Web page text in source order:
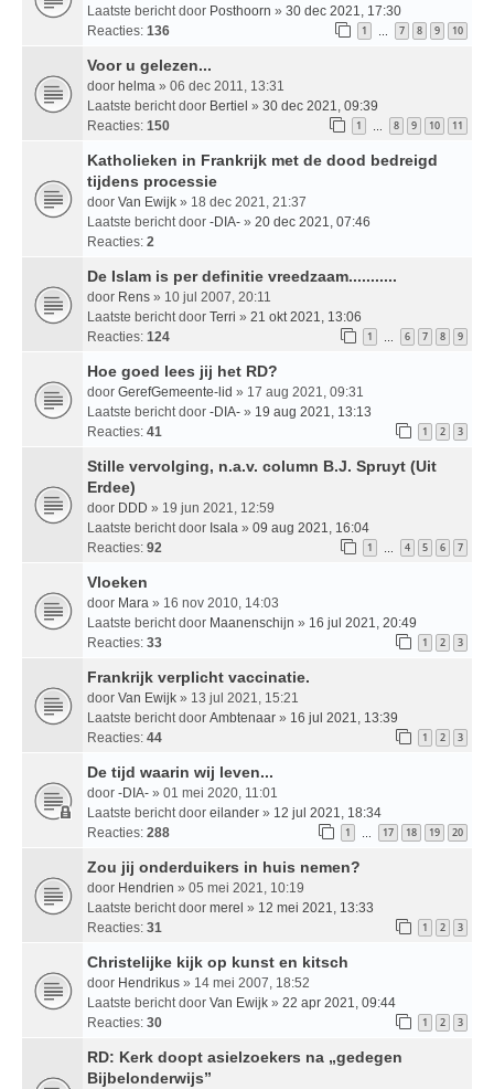
Laatste bericht door Posthoorn » 30 dec 2021, 17:30
Reacties: 136 1 … 7 8 9 10
Voor u gelezen...
door helma » 06 dec 2011, 13:31
Laatste bericht door Bertiel » 30 dec 2021, 09:39
Reacties: 150 1 … 8 9 10 11
Katholieken in Frankrijk met de dood bedreigd
tijdens processie
door Van Ewijk » 18 dec 2021, 21:37
Laatste bericht door -DIA- » 20 dec 2021, 07:46
Reacties: 2
De Islam is per definitie vreedzaam...........
door Rens » 10 jul 2007, 20:11
Laatste bericht door Terri » 21 okt 2021, 13:06
Reacties: 124 1 … 6 7 8 9
Hoe goed lees jij het RD?
door GerefGemeente-lid » 17 aug 2021, 09:31
Laatste bericht door -DIA- » 19 aug 2021, 13:13
Reacties: 41 1 2 3
Stille vervolging, n.a.v. column B.J. Spruyt (Uit
Erdee)
door DDD » 19 jun 2021, 12:59
Laatste bericht door Isala » 09 aug 2021, 16:04
Reacties: 92 1 … 4 5 6 7
Vloeken
door Mara » 16 nov 2010, 14:03
Laatste bericht door Maanenschijn » 16 jul 2021, 20:49
Reacties: 33 1 2 3
Frankrijk verplicht vaccinatie.
door Van Ewijk » 13 jul 2021, 15:21
Laatste bericht door Ambtenaar » 16 jul 2021, 13:39
Reacties: 44 1 2 3
De tijd waarin wij leven...
door -DIA- » 01 mei 2020, 11:01
Laatste bericht door eilander » 12 jul 2021, 18:34
Reacties: 288 1 … 17 18 19 20
Zou jij onderduikers in huis nemen?
door Hendrien » 05 mei 2021, 10:19
Laatste bericht door merel » 12 mei 2021, 13:33
Reacties: 31 1 2 3
Christelijke kijk op kunst en kitsch
door Hendrikus » 14 mei 2007, 18:52
Laatste bericht door Van Ewijk » 22 apr 2021, 09:44
Reacties: 30 1 2 3
RD: Kerk doopt asielzoekers na „gedegen
Bijbelonderwijs”